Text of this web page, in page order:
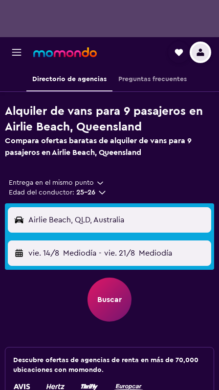
Directorio de agencias Preguntas frecuentes
Alquiler de vans para 9 pasajeros en
Airlie Beach, Queensland
Compara ofertas baratas de alquiler de vans para 9
pasajeros en Airlie Beach, Queensland
Entrega en el mismo punto
Edad del conductor: 25-26
Airlie Beach, QLD, Australia
vie. 14/8 Mediodía - vie. 21/8 Mediodía
Buscar
Descubre ofertas de agencias de renta en más de 70,000
ubicaciones con momondo.